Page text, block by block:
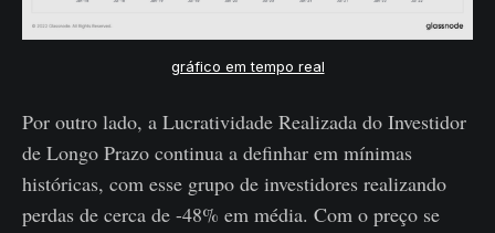
gráfico em tempo real
Por outro lado, a Lucratividade Realizada do Investidor
de Longo Prazo continua a definhar em mínimas
históricas, com esse grupo de investidores realizando
perdas de cerca de -48% em média. Com o preço se